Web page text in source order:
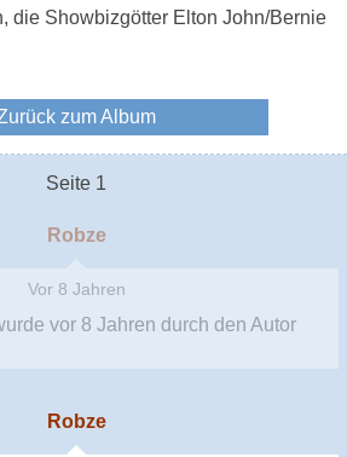
die Showbizgötter Elton John/Bernie
zum Album
Seite 1
Robze
Vor 8 Jahren
vor 8 Jahren durch den Autor
Robze